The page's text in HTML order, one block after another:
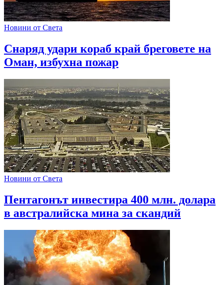
Новини от Света
Снаряд удари кораб край бреговете на
Оман, избухна пожар
Новини от Света
Пентагонът инвестира 400 млн. долара
в австралийска мина за скандий